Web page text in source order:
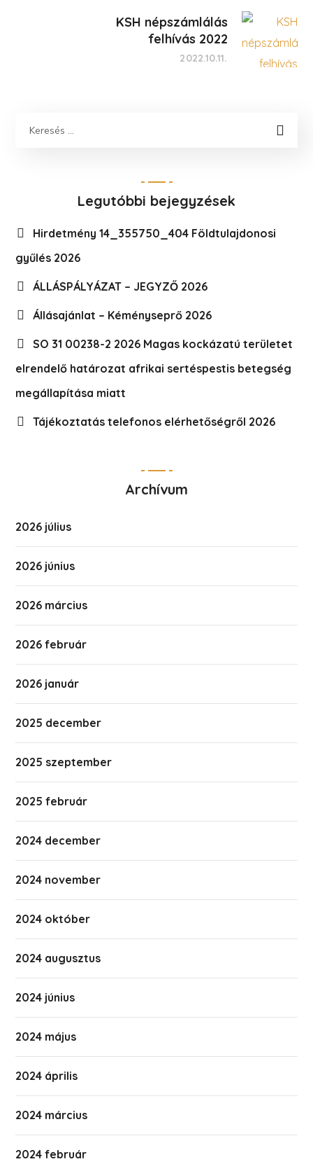
KSH népszámlálás
felhívás 2022
2022.10.11.
Legutóbbi bejegyzések
Hirdetmény 14_355750_404 Földtulajdonosi
gyűlés 2026
ÁLLÁSPÁLYÁZAT – JEGYZŐ 2026
Állásajánlat – Kéményseprő 2026
SO 31 00238-2 2026 Magas kockázatú területet
elrendelő határozat afrikai sertéspestis betegség
megállapítása miatt
Tájékoztatás telefonos elérhetőségről 2026
Archívum
2026 július
2026 június
2026 március
2026 február
2026 január
2025 december
2025 szeptember
2025 február
2024 december
2024 november
2024 október
2024 augusztus
2024 június
2024 május
2024 április
2024 március
2024 február